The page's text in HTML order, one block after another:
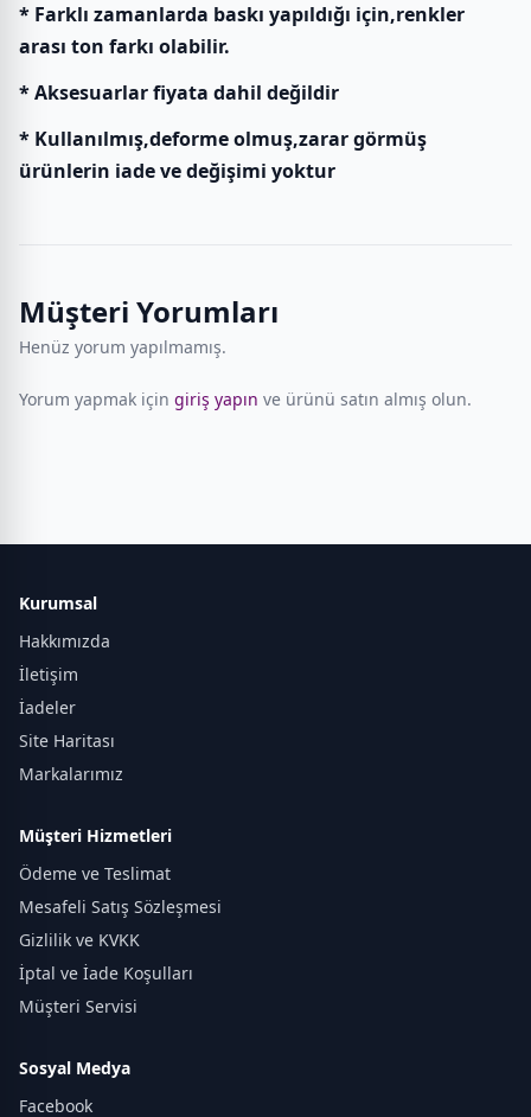
* Farklı zamanlarda baskı yapıldığı için,renkler
arası ton farkı olabilir.
* Aksesuarlar fiyata dahil değildir
* Kullanılmış,deforme olmuş,zarar görmüş
ürünlerin iade ve değişimi yoktur
Müşteri Yorumları
Henüz yorum yapılmamış.
Yorum yapmak için giriş yapın ve ürünü satın almış olun.
Kurumsal
Hakkımızda
İletişim
İadeler
Site Haritası
Markalarımız
Müşteri Hizmetleri
Ödeme ve Teslimat
Mesafeli Satış Sözleşmesi
Gizlilik ve KVKK
İptal ve İade Koşulları
Müşteri Servisi
Sosyal Medya
Facebook